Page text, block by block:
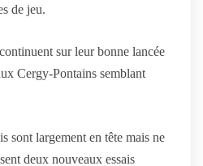
de jeu.
sur leur bonne lancée
Cergy-Pontains semblant
sont largement en tête mais ne
deux nouveaux essais